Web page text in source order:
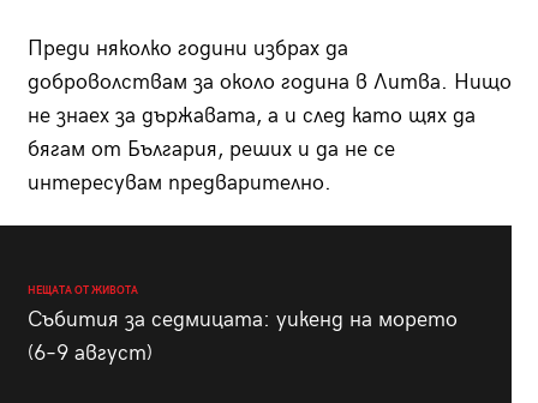
Преди няколко години избрах да
доброволствам за около година в Литва. Нищо
не знаех за държавата, а и след като щях да
бягам от България, реших и да не се
интересувам предварително.
НЕЩАТА ОТ ЖИВОТА
Събития за седмицата: уикенд на морето
(6–9 август)